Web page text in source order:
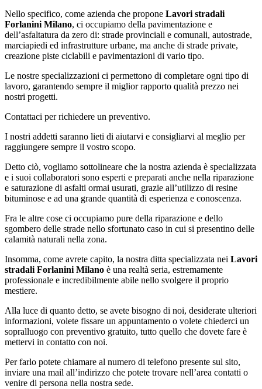
Nello specifico, come azienda che propone Lavori stradali
Forlanini Milano, ci occupiamo della pavimentazione e
dell’asfaltatura da zero di: strade provinciali e comunali, autostrade,
marciapiedi ed infrastrutture urbane, ma anche di strade private,
creazione piste ciclabili e pavimentazioni di vario tipo.
Le nostre specializzazioni ci permettono di completare ogni tipo di
lavoro, garantendo sempre il miglior rapporto qualità prezzo nei
nostri progetti.
Contattaci per richiedere un preventivo.
I nostri addetti saranno lieti di aiutarvi e consigliarvi al meglio per
raggiungere sempre il vostro scopo.
Detto ciò, vogliamo sottolineare che la nostra azienda è specializzata
e i suoi collaboratori sono esperti e preparati anche nella riparazione
e saturazione di asfalti ormai usurati, grazie all’utilizzo di resine
bituminose e ad una grande quantità di esperienza e conoscenza.
Fra le altre cose ci occupiamo pure della riparazione e dello
sgombero delle strade nello sfortunato caso in cui si presentino delle
calamità naturali nella zona.
Insomma, come avrete capito, la nostra ditta specializzata nei Lavori
stradali Forlanini Milano è una realtà seria, estremamente
professionale e incredibilmente abile nello svolgere il proprio
mestiere.
Alla luce di quanto detto, se avete bisogno di noi, desiderate ulteriori
informazioni, volete fissare un appuntamento o volete chiederci un
sopralluogo con preventivo gratuito, tutto quello che dovete fare è
mettervi in contatto con noi.
Per farlo potete chiamare al numero di telefono presente sul sito,
inviare una mail all’indirizzo che potete trovare nell’area contatti o
venire di persona nella nostra sede.